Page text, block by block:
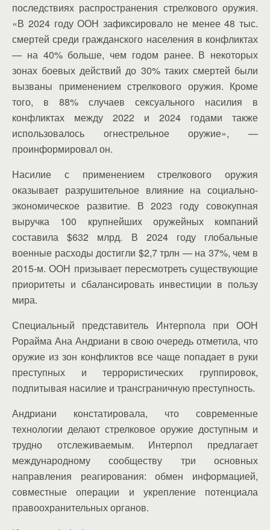
последствиях распространения стрелкового оружия.
«В 2024 году ООН зафиксировало не менее 48 тыс.
смертей среди гражданского населения в конфликтах
— на 40% больше, чем годом ранее. В некоторых
зонах боевых действий до 30% таких смертей были
вызваны применением стрелкового оружия. Кроме
того, в 88% случаев сексуального насилия в
конфликтах между 2022 и 2024 годами также
использовалось огнестрельное оружие», —
проинформировал он.
Насилие с применением стрелкового оружия
оказывает разрушительное влияние на социально-
экономическое развитие. В 2023 году совокупная
выручка 100 крупнейших оружейных компаний
составила $632 млрд. В 2024 году глобальные
военные расходы достигли $2,7 трлн — на 37%, чем в
2015-м. ООН призывает пересмотреть существующие
приоритеты и сбалансировать инвестиции в пользу
мира.
Специальный представитель Интерпола при ООН
Рорайма Ана Андриани в свою очередь отметила, что
оружие из зон конфликтов все чаще попадает в руки
преступных и террористических группировок,
подпитывая насилие и трансграничную преступность.
Андриани констатировала, что современные
технологии делают стрелковое оружие доступным и
трудно отслеживаемым. Интерпол предлагает
международному сообществу три основных
направления реагирования: обмен информацией,
совместные операции и укрепление потенциала
правоохранительных органов.